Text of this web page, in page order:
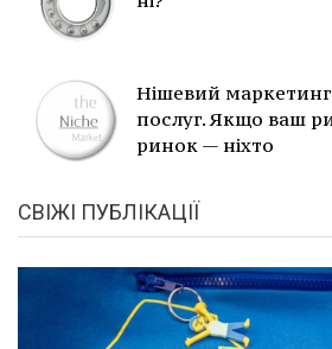
Нішевий
послуг. Якщо ваш
ринок — ніхто
СВІЖІ ПУБЛІКАЦІЇ